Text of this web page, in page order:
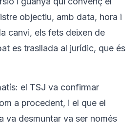
objectiu, amb data, hora i
canvi, els fets deixen de
es trasllada al jurídic, que és
el TSJ va confirmar
a procedent, i el que el
va desmuntar va ser només